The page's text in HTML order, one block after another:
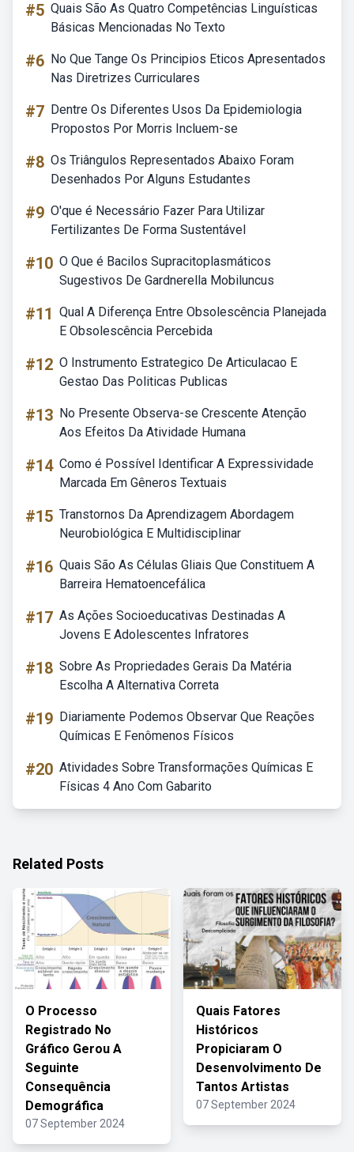
#5 Quais São As Quatro Competências Linguísticas
Básicas Mencionadas No Texto
#6 No Que Tange Os Principios Eticos Apresentados
Nas Diretrizes Curriculares
#7 Dentre Os Diferentes Usos Da Epidemiologia
Propostos Por Morris Incluem-se
#8 Os Triângulos Representados Abaixo Foram
Desenhados Por Alguns Estudantes
#9 O'que é Necessário Fazer Para Utilizar
Fertilizantes De Forma Sustentável
#10 O Que é Bacilos Supracitoplasmáticos
Sugestivos De Gardnerella Mobiluncus
#11 Qual A Diferença Entre Obsolescência Planejada
E Obsolescência Percebida
#12 O Instrumento Estrategico De Articulacao E
Gestao Das Politicas Publicas
#13 No Presente Observa-se Crescente Atenção
Aos Efeitos Da Atividade Humana
#14 Como é Possível Identificar A Expressividade
Marcada Em Gêneros Textuais
#15 Transtornos Da Aprendizagem Abordagem
Neurobiológica E Multidisciplinar
#16 Quais São As Células Gliais Que Constituem A
Barreira Hematoencefálica
#17 As Ações Socioeducativas Destinadas A
Jovens E Adolescentes Infratores
#18 Sobre As Propriedades Gerais Da Matéria
Escolha A Alternativa Correta
#19 Diariamente Podemos Observar Que Reações
Químicas E Fenômenos Físicos
#20 Atividades Sobre Transformações Químicas E
Físicas 4 Ano Com Gabarito
Related Posts
O Processo
Registrado No
Gráfico Gerou A
Seguinte
Consequência
Demográfica
07 September 2024
Quais Fatores
Históricos
Propiciaram O
Desenvolvimento De
Tantos Artistas
07 September 2024